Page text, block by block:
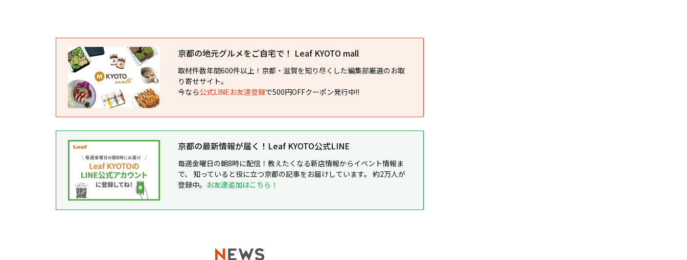
京都の地元グルメをご自宅で！ Leaf KYOTO mall
取材件数年間600件以上！京都・滋賀を知り尽くした編集部厳選のお取
り寄せサイト。
今なら公式LINEお友達登録で500円OFFクーポン発行中!!
京都の最新情報が届く！Leaf KYOTO公式LINE
毎週金曜日の朝8時に配信！教えたくなる新店情報からイベント情報ま
で、 知っていると役に立つ京都の記事をお届けしています。 約2万人が
登録中。 お友達追加はこちら！